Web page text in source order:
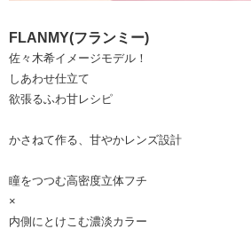
FLANMY(フランミー)
佐々木希イメージモデル！
しあわせ仕立て
欲張るふわ甘レシピ
かさねて作る、甘やかレンズ設計
瞳をつつむ高密度立体フチ
×
内側にとけこむ濃淡カラー